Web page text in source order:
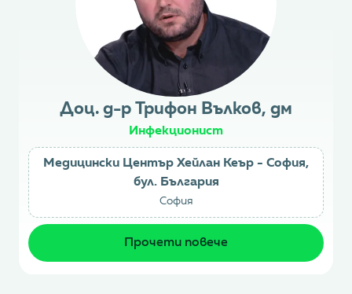
Доц. д-р Трифон Вълков, дм
Инфекционист
Медицински Център Хейлан Кеър - София,
бул. България
София
Прочети повече